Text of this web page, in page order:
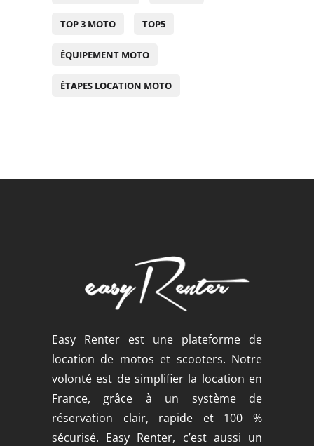
TOP 3 MOTO TOP5
ÉQUIPEMENT MOTO
ÉTAPES LOCATION MOTO
Easy Renter est une plateforme de
location de motos et scooters. Notre
volonté est de simplifier la location en
France, grâce à un système de
réservation clair, rapide et 100 %
sécurisé. Easy Renter, c’est aussi un